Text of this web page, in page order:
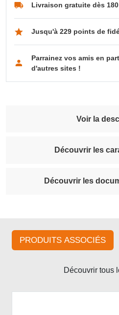
Livraison gratuite dès
Jusqu'à 229 points de
Parrainez vos amis en
d'autres sites !
Voir la
Découvrir les
Découvrir les
PRODUITS ASSOCIÉS
Découvrir tous